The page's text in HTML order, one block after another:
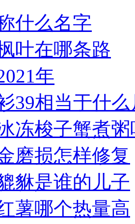
什么名字
叶在哪条路
年
39相当于什
冻梭子蟹煮粥
磨损怎样修复
貅是谁的儿子
薯哪个热量高